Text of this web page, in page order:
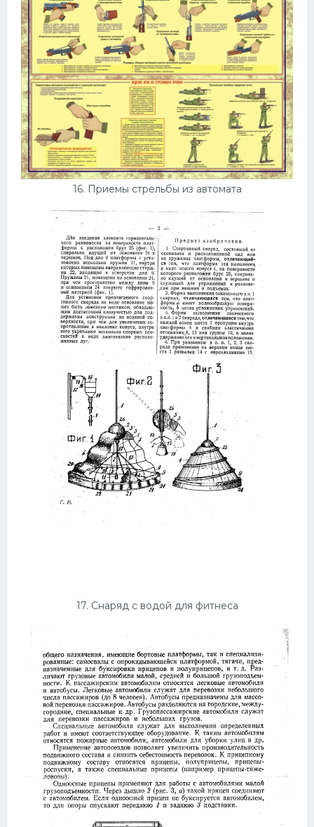
16. Приемы стрельбы из автомата
17. Снаряд с водой для фитнеса